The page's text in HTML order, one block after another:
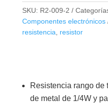
Ohm
(Paquete
x10)
SKU: R2-009-2
Componentes electrónicos
resistencia
resistor
Resistencia rango de
de metal de 1/4W y